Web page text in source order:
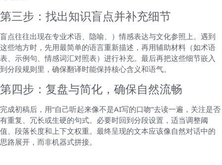
第三步：找出知识盲点并补充细节
盲点往往出现在专业术语、隐喻、）情感表达与文化参照上。遇到
这些地方时，先用最简单的语言重新描述，再用辅助材料（如术语
表、示例句、情感词汇对照表）进行补充。最后再把这些细节嵌入
到分段规则里，确保翻译时能保持核心含义和语气。
第四步：复盘与简化，确保自然流畅
完成初稿后，用“自己听起来像不是AI写的口吻”去读一遍，关注是否
有重复、冗长或生硬的句式。必要时回到分段设置，适当调整阈
值、段落长度和上下文权重。最终呈现的文本应该像自然对话中的
思路展开，而非机器式拼接。